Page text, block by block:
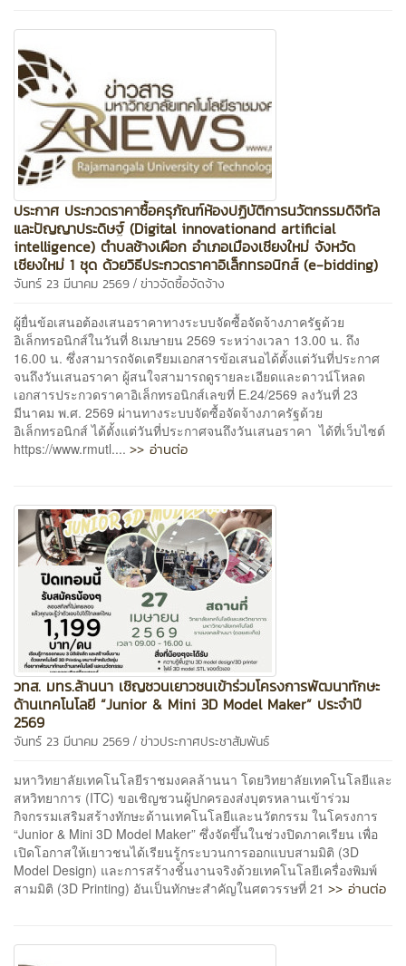
ประกาศ ประกวดราคาซื้อครุภัณฑ์ห้องปฏิบัติการนวัตกรรมดิจิทัล
และปัญญาประดิษฐ์ (Digital innovationand artificial
intelligence) ตำบลช้างเผือก อำเภอเมืองเชียงใหม่ จังหวัด
เชียงใหม่ 1 ชุด ด้วยวิธีประกวดราคาอิเล็กทรอนิกส์ (e-bidding)
จันทร์ 23 มีนาคม 2569 / ข่าวจัดซื้อจัดจ้าง
ผู้ยื่นข้อเสนอต้องเสนอราคาทางระบบจัดซื้อจัดจ้างภาครัฐด้วย
อิเล็กทรอนิกส์ในวันที่ 8เมษายน 2569 ระหว่างเวลา 13.00 น. ถึง
16.00 น. ซึ่งสามารถจัดเตรียมเอกสารข้อเสนอได้ตั้งแต่วันที่ประกาศ
จนถึงวันเสนอราคา ผู้สนใจสามารถดูรายละเอียดและดาวน์โหลด
เอกสารประกวดราคาอิเล็กทรอนิกส์เลขที่ E.24/2569 ลงวันที่ 23
มีนาคม พ.ศ. 2569 ผ่านทางระบบจัดซื้อจัดจ้างภาครัฐด้วย
อิเล็กทรอนิกส์ ได้ตั้งแต่วันที่ประกาศจนถึงวันเสนอราคา ได้ที่เว็บไซต์
https://www.rmutl.... >> อ่านต่อ
วทส. มทร.ล้านนา เชิญชวนเยาวชนเข้าร่วมโครงการพัฒนาทักษะ
ด้านเทคโนโลยี “Junior & Mini 3D Model Maker” ประจำปี
2569
จันทร์ 23 มีนาคม 2569 / ข่าวประกาศประชาสัมพันธ์
มหาวิทยาลัยเทคโนโลยีราชมงคลล้านนา โดยวิทยาลัยเทคโนโลยีและ
สหวิทยาการ (ITC) ขอเชิญชวนผู้ปกครองส่งบุตรหลานเข้าร่วม
กิจกรรมเสริมสร้างทักษะด้านเทคโนโลยีและนวัตกรรม ในโครงการ
“Junior & Mini 3D Model Maker” ซึ่งจัดขึ้นในช่วงปิดภาคเรียน เพื่อ
เปิดโอกาสให้เยาวชนได้เรียนรู้กระบวนการออกแบบสามมิติ (3D
Model Design) และการสร้างชิ้นงานจริงด้วยเทคโนโลยีเครื่องพิมพ์
สามมิติ (3D Printing) อันเป็นทักษะสำคัญในศตวรรษที่ 21 >> อ่านต่อ